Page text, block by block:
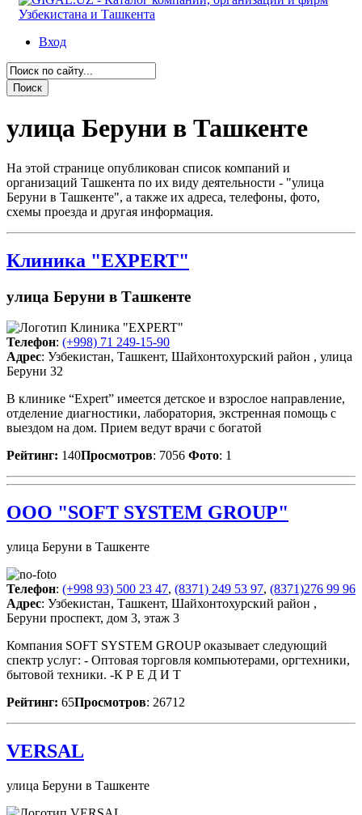
Вход
улица Беруни в Ташкенте
На этой странице опубликован список компаний и
организаций Ташкента по их виду деятельности - "улица
Беруни в Ташкенте", а также их адреса, телефоны, фото,
схемы проезда и другая информация.
Клиника "EXPERT"
улица Беруни в Ташкенте
Телефон: (+998) 71 249-15-90
Адрес: Узбекистан, Ташкент, Шайхонтохурский район , улица
Беруни 32
В клинике “Expert” имеется детское и взрослое направление,
отделение диагностики, лаборатория, экстренная помощь с
выездом на дом. Прием ведут врачи с богатой
Рейтинг: 140Просмотров: 7056 Фото: 1
ООО "SOFT SYSTEM GROUP"
улица Беруни в Ташкенте
Телефон: (+998 93) 500 23 47, (8371) 249 53 97, (8371)276 99 96
Адрес: Узбекистан, Ташкент, Шайхонтохурский район ,
Беруни проспект, дом 3, этаж 3
Компания SOFT SYSTEM GROUP оказывает следующий
спектр услуг: - Оптовая торговля компьютерами, оргтехники,
бытовой техники. -К Р Е Д И Т
Рейтинг: 65Просмотров: 26712
VERSAL
улица Беруни в Ташкенте